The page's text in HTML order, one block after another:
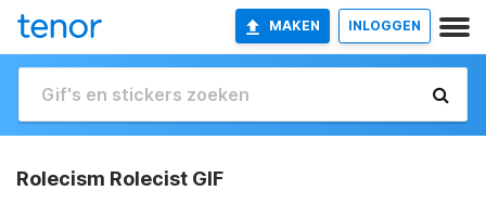
MAKEN INLOGGEN
Rolecism Rolecist GIF